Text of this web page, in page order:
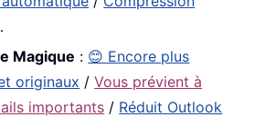
Magique : 😊 Encore plus
originaux /Vous prévient à
importants / Réduit Outlook